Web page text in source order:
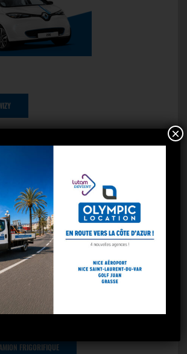
BENNE
KILOMETRAGE ILLIMITÉ
7 PLACES
FRIGORIFIQUE
×